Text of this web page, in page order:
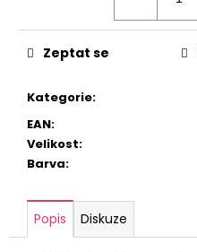
Kategorie:
EAN:
Velikost:
Barva:
Zeptat se
Popis Diskuze